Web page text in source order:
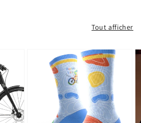
Tout afficher